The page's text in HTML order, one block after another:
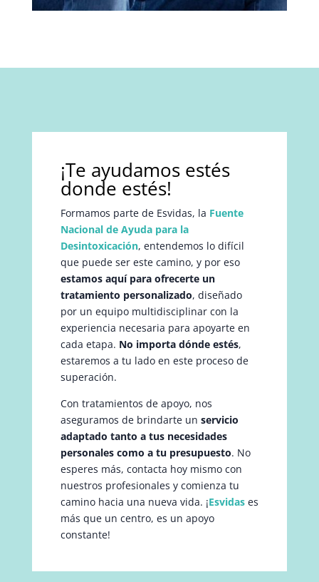
¡Te ayudamos estés
donde estés!
Formamos parte de Esvidas, la Fuente
Nacional de Ayuda para la
Desintoxicación, entendemos lo difícil
que puede ser este camino, y por eso
estamos aquí para ofrecerte un
tratamiento personalizado, diseñado
por un equipo multidisciplinar con la
experiencia necesaria para apoyarte en
cada etapa. No importa dónde estés,
estaremos a tu lado en este proceso de
superación.
Con tratamientos de apoyo, nos
aseguramos de brindarte un servicio
adaptado tanto a tus necesidades
personales como a tu presupuesto. No
esperes más, contacta hoy mismo con
nuestros profesionales y comienza tu
camino hacia una nueva vida. ¡Esvidas es
más que un centro, es un apoyo
constante!